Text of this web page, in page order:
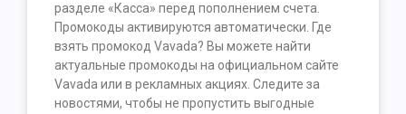
разделе «Касса» перед пополнением счета.
Промокоды активируются автоматически. Где
взять промокод Vavada? Вы можете найти
актуальные промокоды на официальном сайте
Vavada или в рекламных акциях. Следите за
новостями, чтобы не пропустить выгодные